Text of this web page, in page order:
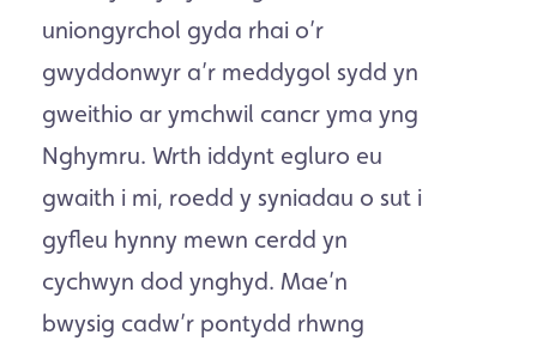
uniongyrchol gyda rhai o’r
gwyddonwyr a’r meddygol sydd yn
gweithio ar ymchwil cancr yma yng
Nghymru. Wrth iddynt egluro eu
gwaith i mi, roedd y syniadau o sut i
gyfleu hynny mewn cerdd yn
cychwyn dod ynghyd. Mae’n
bwysig cadw’r pontydd rhwng